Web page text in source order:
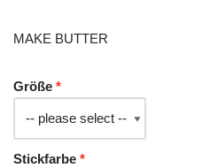
MAKE BUTTER
Größe
Stickfarbe